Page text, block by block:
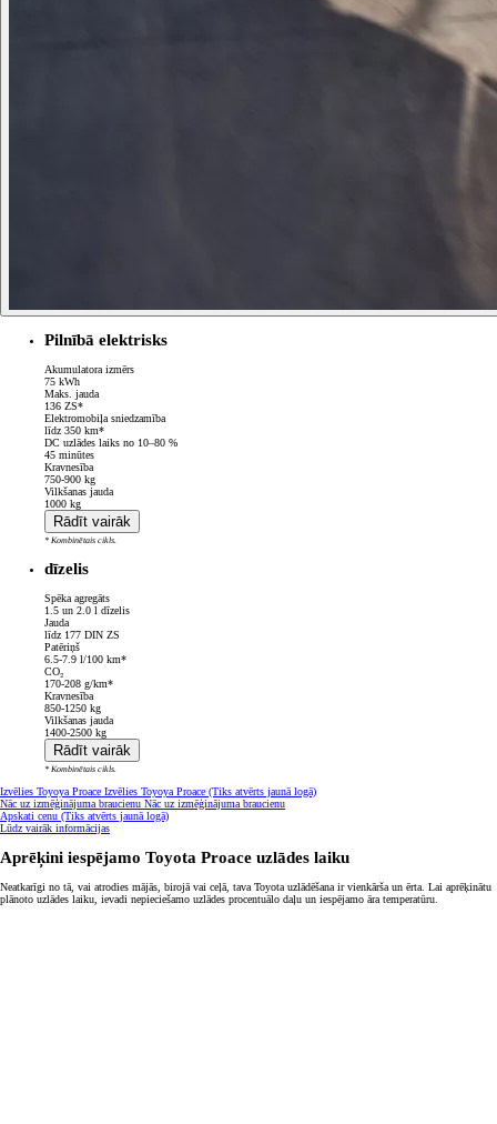
Pilnībā elektrisks
Akumulatora izmērs
75 kWh
Maks. jauda
136 ZS*
Elektromobiļa sniedzamība
līdz 350 km*
DC uzlādes laiks no 10–80 %
45 minūtes
Kravnesība
750-900 kg
Vilkšanas jauda
1000 kg
Rādīt vairāk
* Kombinētais cikls.
dīzelis
Spēka agregāts
1.5 un 2.0 l dīzelis
Jauda
līdz 177 DIN ZS
Patēriņš
6.5-7.9 l/100 km*
CO₂
170-208 g/km*
Kravnesība
850-1250 kg
Vilkšanas jauda
1400-2500 kg
Rādīt vairāk
* Kombinētais cikls.
Izvēlies Toyoya Proace Izvēlies Toyoya Proace (Tiks atvērts jaunā logā)
Nāc uz izmēģinājuma braucienu Nāc uz izmēģinājuma braucienu
Apskati cenu (Tiks atvērts jaunā logā)
Lūdz vairāk informācijas
Aprēķini iespējamo Toyota Proace uzlādes laiku
Neatkarīgi no tā, vai atrodies mājās, birojā vai ceļā, tava Toyota uzlādēšana ir vienkārša un ērta. Lai aprēķinātu
plānoto uzlādes laiku, ievadi nepieciešamo uzlādes procentuālo daļu un iespējamo āra temperatūru.